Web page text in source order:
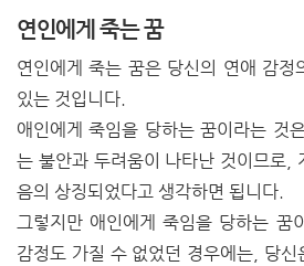
연인에게 죽는 꿈
연인에게 죽는 꿈은 당신의 연애 감정
있는 것입니다.
애인에게 죽임을 당하는 꿈이라는 것
는 불안과 두려움이 나타난 것이므로,
음의 상징되었다고 생각하면 됩니다.
그렇지만 애인에게 죽임을 당하는 꿈
감정도 가질 수 없었던 경우에는, 당